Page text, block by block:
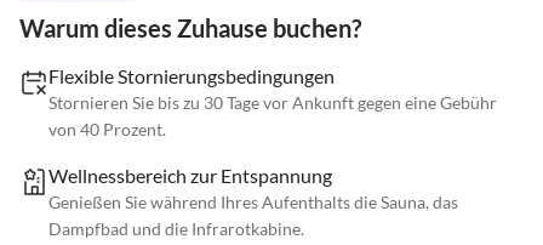
Warum dieses Zuhause buchen?
Flexible Stornierungsbedingungen
Stornieren Sie bis zu 30 Tage vor Ankunft gegen eine Gebühr
von 40 Prozent.
Wellnessbereich zur Entspannung
Genießen Sie während Ihres Aufenthalts die Sauna, das
Dampfbad und die Infrarotkabine.